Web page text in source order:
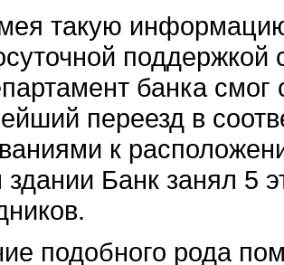
такую информацию
банка смог
переезд в
к
здании Банк занял 5
подобного рода